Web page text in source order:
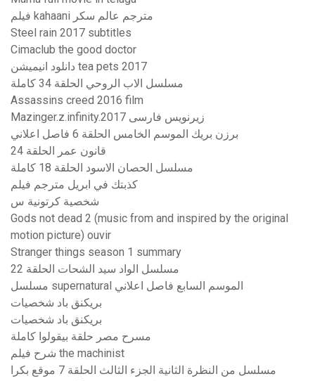
فيلم kahaani مترجم عالم سكر
Steel rain 2017 subtitles
Cimaclub the good doctor
دانلود انیمیشن tea pets 2017
مسلسل الاب الروحي الحلقة 34 كاملة
Assassins creed 2016 film
Mazinger.z.infinity.2017 زیرنویس فارسی
برزن بريك الموسم الخامس الحلقة 6 فاصل اعلاني
قانون عمر الحلقة 24
مسلسل الحصان الاسود الحلقة 18 كاملة
كذبتك في ابريل مترجم فيلم
شخصية كرتونية س
Gods not dead 2 (music from and inspired by the original
motion picture) ouvir
Stranger things season 1 summary
مسلسل الواد سيد الشحات الحلقة 22
مسلسل supernatural الموسم السابع فاصل اعلاني
بريكنق باد شخصيات
بريكنق باد شخصيات
مسرح مصر حلقة بيقولوا كاملة
شرح فيلم the machinist
مسلسل من النظرة الثانية الجزء الثالث الحلقة 7 موقع بكرا